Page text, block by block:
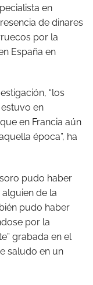
en
de dinares
por la
España en
“los
en
en Francia aún
época”, ha
pudo haber
de la
pudo haber
por la
grabada en el
saludo en un